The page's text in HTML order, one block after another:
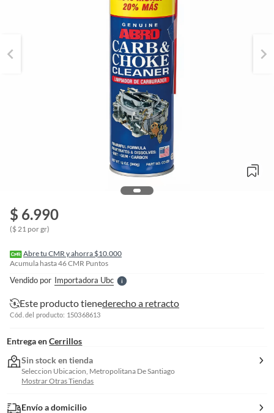
$ 6.990
($ 21 por gr)
Abre tu CMR y ahorra $10.000
Acumula hasta46CMR Puntos
Vendido por Importadora UbcS
l
Este producto tienederecho a retracto
Cód. del producto: 150368613
Entrega en Cerrillos
Sin stock en tienda
Seleccion Ubicacion, Metropolitana De Santiago
Mostrar Otras Tiendas
Envío a domicilio